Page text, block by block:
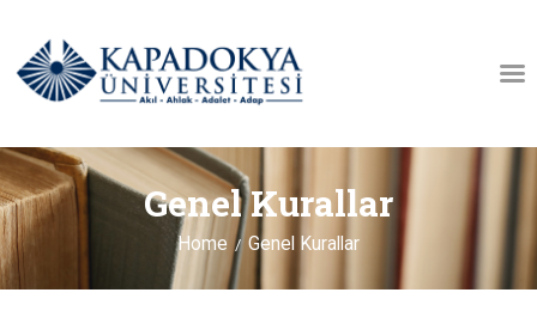
Genel Kurallar
Home Genel Kurallar
KÜTÜPHANE HAKKINDA
AÇIK ERIŞIM
AÇIK ARŞIV
İLETIŞIM